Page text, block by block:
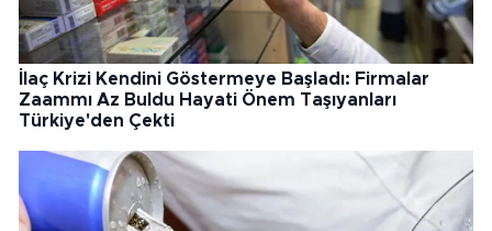
İlaç Krizi Kendini Göstermeye Başladı: Firmalar
Zaammı Az Buldu Hayati Önem Taşıyanları
Türkiye'den Çekti